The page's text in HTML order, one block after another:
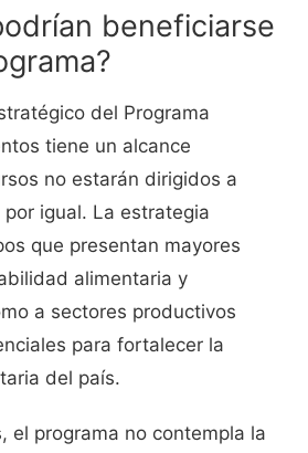
beneficiarse
del Programa
tiene un alcance
no estarán dirigidos a
igual. La estrategia
que presentan mayores
alimentaria y
a sectores productivos
para fortalecer la
del país.
el programa no contempla la